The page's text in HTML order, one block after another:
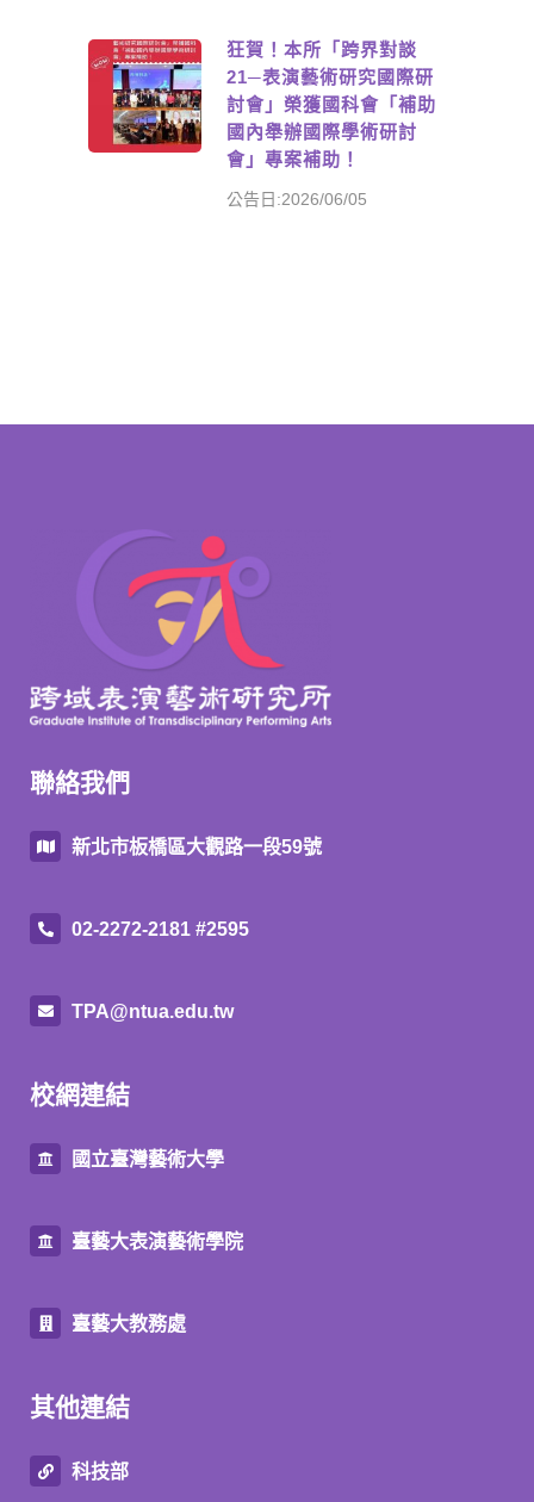
狂賀！本所「跨界對談
21─表演藝術研究國際研
討會」榮獲國科會「補助
國內舉辦國際學術研討
會」專案補助！
公告日:2026/06/05
聯絡我們
新北市板橋區大觀路一段59號
02-2272-2181 #2595
TPA@ntua.edu.tw
校網連結
國立臺灣藝術大學
臺藝大表演藝術學院
臺藝大教務處
其他連結
科技部